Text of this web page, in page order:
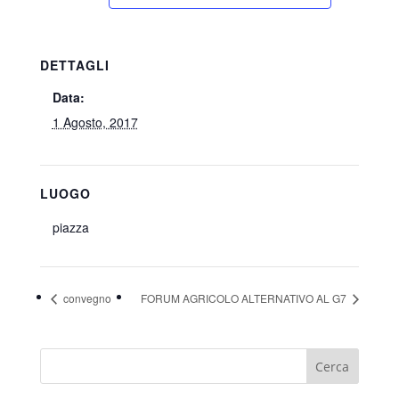
DETTAGLI
Data:
1 Agosto, 2017
LUOGO
piazza
convegno FORUM AGRICOLO ALTERNATIVO AL G7